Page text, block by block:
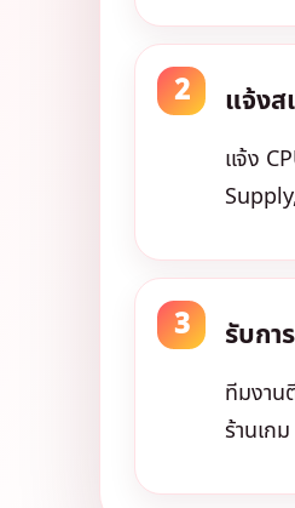
แจ้งส
แจ้ง
รับกา
ทีมงาน
ร้านเก